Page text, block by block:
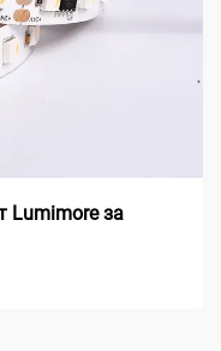
Lumimore за